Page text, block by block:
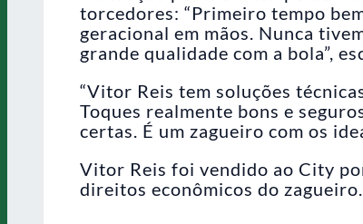
torcedores: “Primeiro tempo
geracional em mãos. Nunca
grande qualidade com a bola”,
“Vitor Reis tem soluções
Toques realmente bons e
certas. É um zagueiro com os
Vitor Reis foi vendido ao City
direitos econômicos do zagueiro.